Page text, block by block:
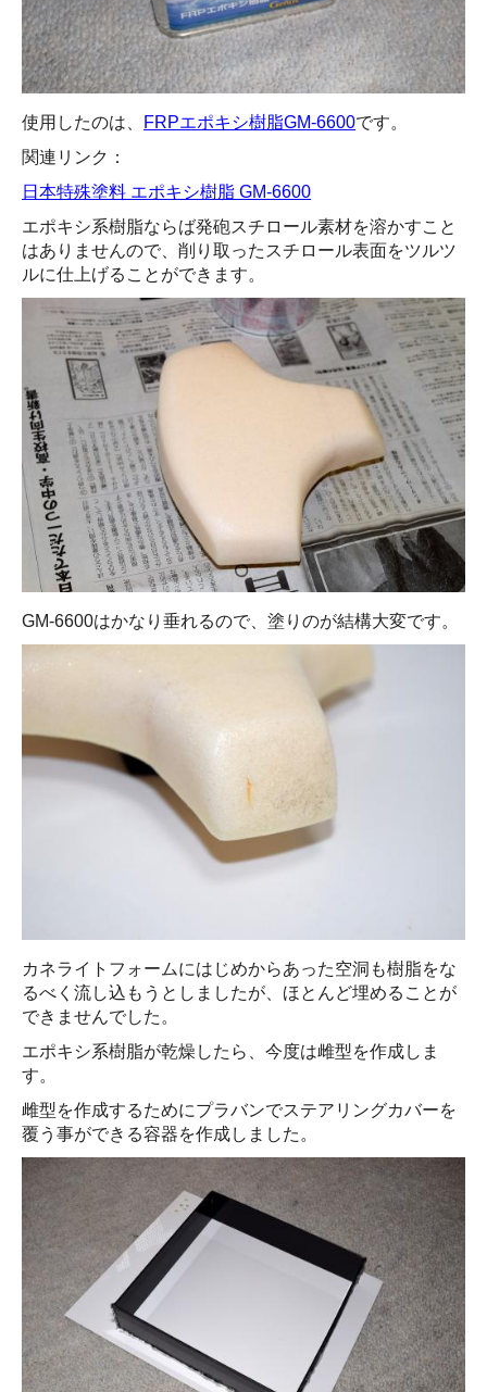
使用したのは、 FRPエポキシ樹脂GM-6600です。
関連リンク：
日本特殊塗料 エポキシ樹脂 GM-6600
エポキシ系樹脂ならば発砲スチロール素材を溶かすこと
はありませんので、削り取ったスチロール表面をツルツ
ルに仕上げることができます。
GM-6600はかなり垂れるので、塗りのが結構大変です。
カネライトフォームにはじめからあった空洞も樹脂をな
るべく流し込もうとしましたが、ほとんど埋めることが
できませんでした。
エポキシ系樹脂が乾燥したら、今度は雌型を作成しま
す。
雌型を作成するためにプラバンでステアリングカバーを
覆う事ができる容器を作成しました。